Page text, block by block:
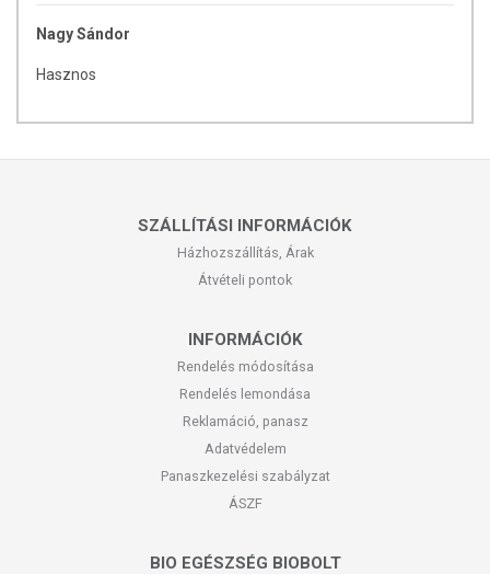
Nagy Sándor
Hasznos
SZÁLLÍTÁSI INFORMÁCIÓK
Házhozszállítás, Árak
Átvételi pontok
INFORMÁCIÓK
Rendelés módosítása
Rendelés lemondása
Reklamáció, panasz
Adatvédelem
Panaszkezelési szabályzat
ÁSZF
BIO EGÉSZSÉG BIOBOLT